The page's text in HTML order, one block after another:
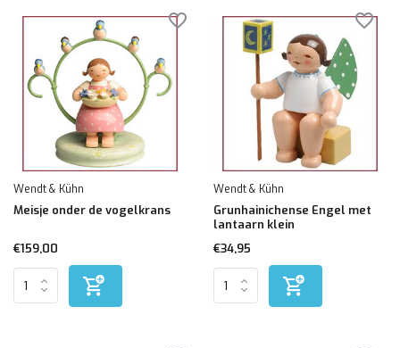
Wendt & Kühn
Meisje onder de vogelkrans
€159,00
Wendt & Kühn
Grunhainichense Engel met
lantaarn klein
€34,95